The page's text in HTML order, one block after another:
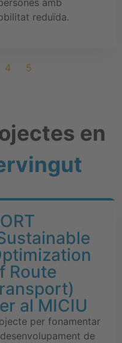
amb
reduïda.
4 5
en
Route
al MICIU
per fonamentar
de